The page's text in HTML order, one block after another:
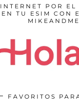
INTERNET POR EL
EN TU ESIM CON
FAVORITOS